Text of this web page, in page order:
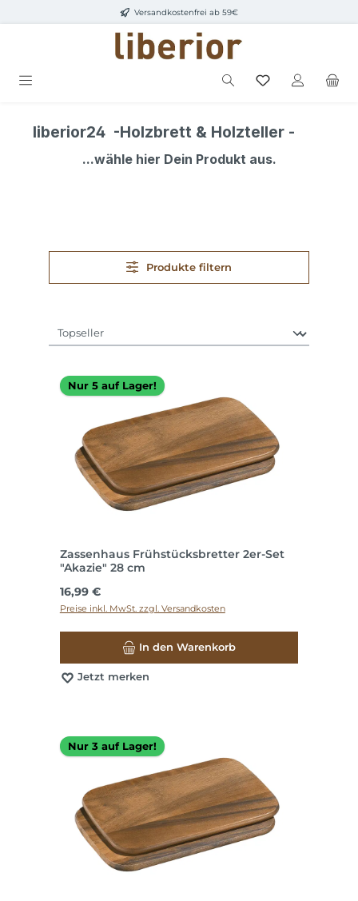
Zum Hauptinhalt springenVersandkostenfrei ab 59€
liberior24 -Holzbrett & Holzteller -
...wähle hier Dein Produkt aus.
Produkte filtern
Nur 5 auf Lager!
Zassenhaus Frühstücksbretter 2er-Set
"Akazie" 28 cm
Regulärer Preis:
16,99 €
Preise inkl. MwSt. zzgl. Versandkosten
In den Warenkorb
Jetzt merken
Nur 3 auf Lager!